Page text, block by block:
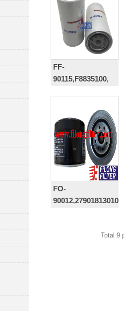
FF-
90115,F8835100,
FO-
90012,279018130106
Total 9